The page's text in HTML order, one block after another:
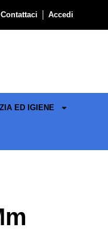
Contattaci Accedi
ED IGIENE